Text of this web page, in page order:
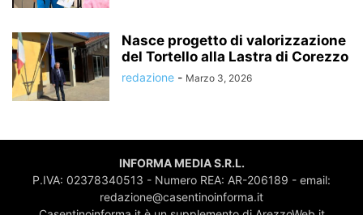
Nasce progetto di valorizzazione
del Tortello alla Lastra di Corezzo
redazione - Marzo 3, 2026
INFORMA MEDIA S.R.L.
P.IVA: 02378340513 - Numero REA: AR-206189 - email:
redazione@casentinoinforma.it